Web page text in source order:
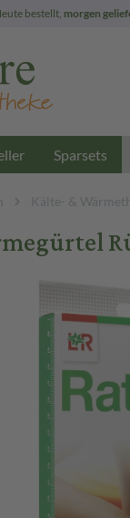
bestellt, morgen
Sparsets
Kälte- &